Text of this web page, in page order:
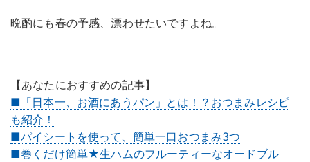
晩酌にも春の予感、漂わせたいですよね。
【あなたにおすすめの記事】
■「日本一、お酒にあうパン」とは！？おつまみレシピ
も紹介！
■パイシートを使って、簡単一口おつまみ3つ
■巻くだけ簡単★生ハムのフルーティーなオードブル